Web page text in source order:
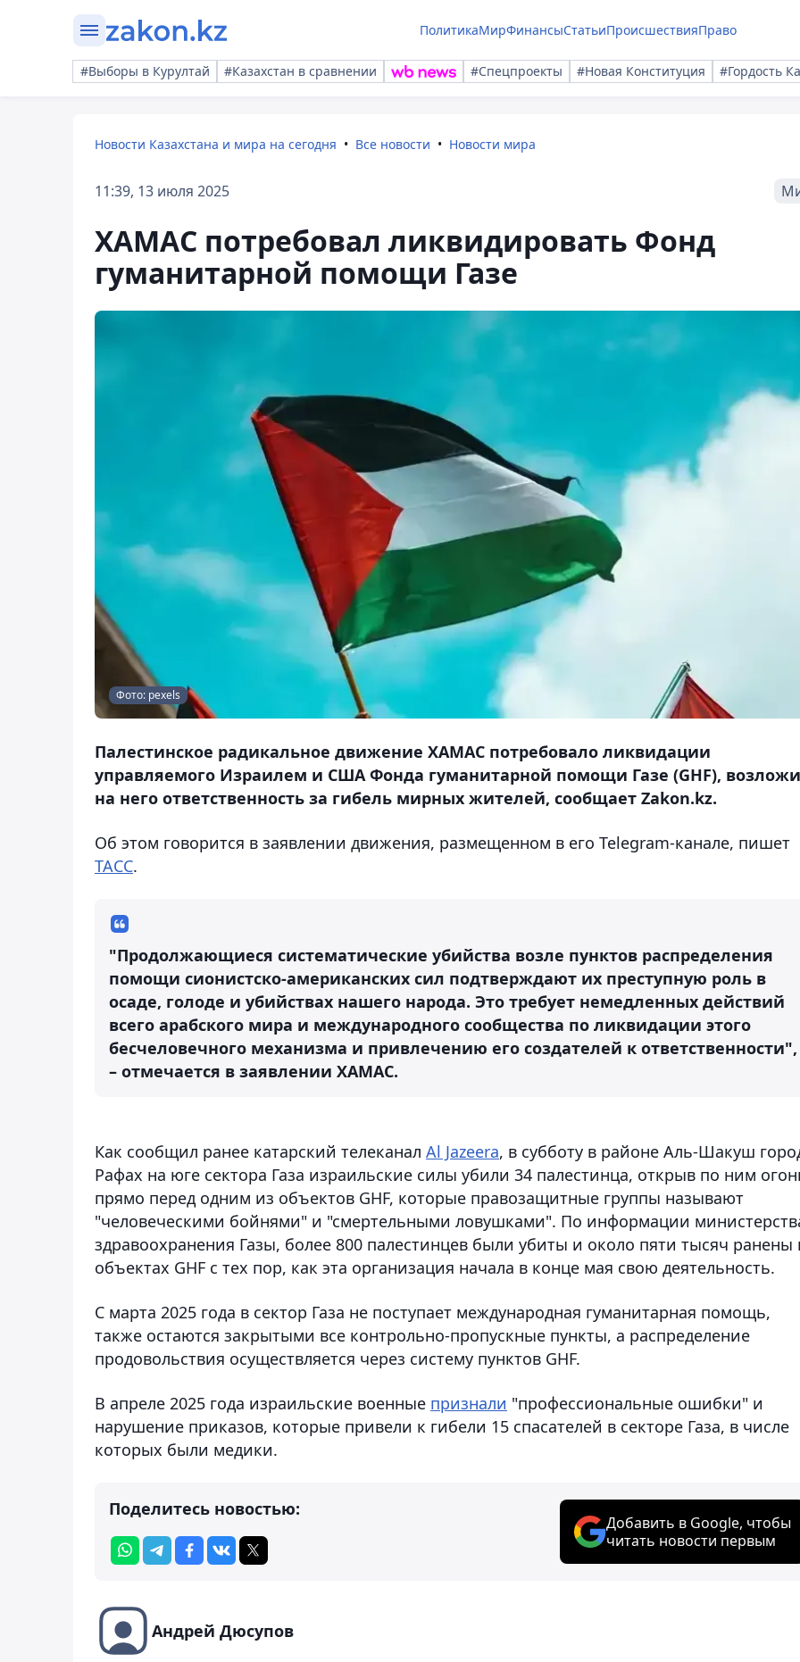
ПолитикаМирФинансыСтатьиПроисшествияПраво
#Выборы в Курултай #Казахстан в сравнении #Спецпроекты #Новая Конституция #Гордость
Новости Казахстана и мира на сегодня Все новости Новости мира
11:39, 13 июля 2025
ХАМАС потребовал ликвидировать Фонд
гуманитарной помощи Газе
Фото: pexels
Палестинское радикальное движение ХАМАС потребовало ликвидации
управляемого Израилем и США Фонда гуманитарной помощи Газе (GHF),
на него ответственность за гибель мирных жителей, сообщает Zakon.kz.
Об этом говорится в заявлении движения, размещенном в его Telegram-канале, пишет
ТАСС.
"Продолжающиеся систематические убийства возле пунктов распределения
помощи сионистско-американских сил подтверждают их преступную роль в
осаде, голоде и убийствах нашего народа. Это требует немедленных действий
всего арабского мира и международного сообщества по ликвидации этого
бесчеловечного механизма и привлечению его создателей к ответственности",
– отмечается в заявлении ХАМАС.
Как сообщил ранее катарский телеканал Al Jazeera, в субботу в районе Аль-Шакуш
Рафах на юге сектора Газа израильские силы убили 34 палестинца, открыв по ним
прямо перед одним из объектов GHF, которые правозащитные группы называют
"человеческими бойнями" и "смертельными ловушками". По информации
здравоохранения Газы, более 800 палестинцев были убиты и около пяти тысяч ранены
объектах GHF с тех пор, как эта организация начала в конце мая свою деятельность.
С марта 2025 года в сектор Газа не поступает международная гуманитарная помощь,
также остаются закрытыми все контрольно-пропускные пункты, а распределение
продовольствия осуществляется через систему пунктов GHF.
В апреле 2025 года израильские военные признали "профессиональные ошибки" и
нарушение приказов, которые привели к гибели 15 спасателей в секторе Газа, в числе
которых были медики.
Поделитесь новостью:
Добавить в Google, чтобы
читать новости первым
Андрей Дюсупов